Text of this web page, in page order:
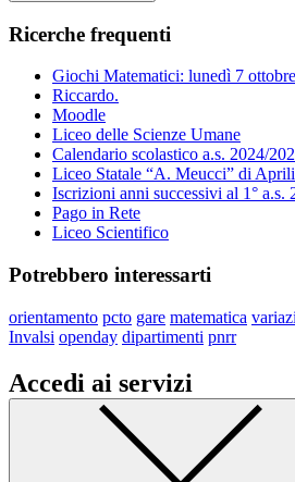
Ricerche frequenti
Giochi Matematici: lunedì 7
Riccardo.
Moodle
Liceo delle Scienze Umane
Calendario scolastico a.s. 2024/
Liceo Statale “A. Meucci” di
Iscrizioni anni successivi al 1° a.s.
Pago in Rete
Liceo Scientifico
Potrebbero interessarti
orientamento pcto gare matematica
Invalsi openday dipartimenti pnrr
Accedi ai servizi